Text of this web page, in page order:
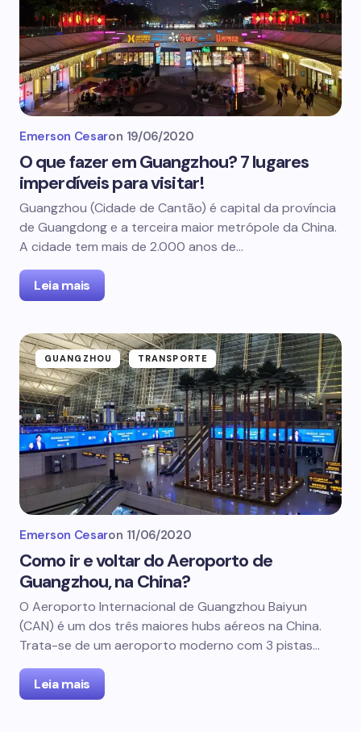
Emerson Cesaron 19/06/2020
O que fazer em Guangzhou? 7 lugares
imperdíveis para visitar!
Guangzhou (Cidade de Cantão) é capital da província
de Guangdong e a terceira maior metrópole da China.
A cidade tem mais de 2.000 anos de…
Leia mais
GUANGZHOU TRANSPORTE
Emerson Cesaron 11/06/2020
Como ir e voltar do Aeroporto de
Guangzhou, na China?
O Aeroporto Internacional de Guangzhou Baiyun
(CAN) é um dos três maiores hubs aéreos na China.
Trata-se de um aeroporto moderno com 3 pistas…
Leia mais